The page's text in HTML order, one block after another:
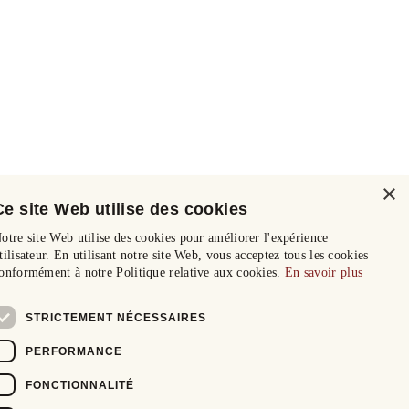
×
site Web utilise des cookies
site Web utilise des cookies pour améliorer l'expérience
En utilisant notre site Web, vous acceptez tous les cookies
à notre Politique relative aux cookies. En savoir plus
STRICTEMENT NÉCESSAIRES
PERFORMANCE
FONCTIONNALITÉ